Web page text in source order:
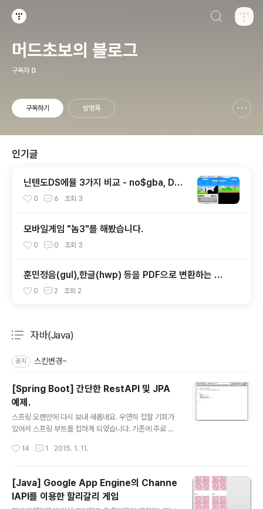
머드초보의 블로그
구독자 0
구독하기 방명록
인기글
닌텐도DS에뮬 3가지 비교 - no$gba, DeS
muMe, iDeaS
0 6 조회 3
모바일게임 "놈3"를 해봤습니다.
0 0 조회 3
훈민정음(gul),한글(hwp) 등을 PDF으로 변환하는 프
로그램 ezPDF Builder2006!
0 2 조회 2
자바(Java)
공지 스킨변경~
[Spring Boot] 간단한 RestAPI 및 JPA
예제.
스프링 오랜만에 다시 보내 새롭네요. 우연히 접할 기회가
있어서 스프링 부트를 접하게 되었습니다. 기존에 주로 회
언어를 해오다 보니 꽤나 쉽지 않네요. 뭐 이걸로 프로젝트
요. 1. 셋팅이걸 하면서 gradle이라는 것을 알게 되었는데,
보니까 maven 같은 것인데, 확실히 maven보단 설정 문
14 1 2015. 1. 11.
[Java] Google App Engine의 Channe
lAPI를 이용한 할리갈리 게임